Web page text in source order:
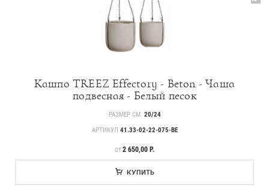
Кашпо TREEZ Effectory - Beton - Чаша
подвесная - Белый песок
РАЗМЕР СМ. 20/24
АРТИКУЛ 41.33-02-22-075-BE
ЦЕНА
ОТ2 650,00 Р.
КУПИТЬ